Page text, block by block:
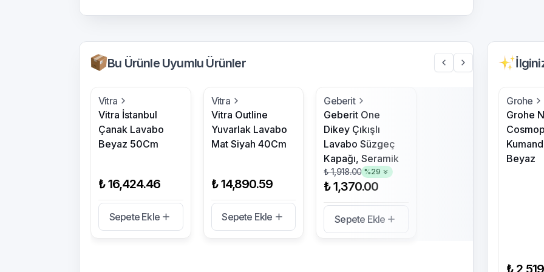
Bu Ürünle Uyumlu Ürünler
Vitra
Vitra İstanbul
Çanak Lavabo
Beyaz 50Cm
₺ 16,424.46
Sepete Ekle
Vitra
Vitra Outline
Yuvarlak Lavabo
Mat Siyah 40Cm
₺ 14,890.59
Sepete Ekle
Geberit
Geberit One
Dikey Çıkışlı
Lavabo Süzgeç
Kapağı, Seramik
₺ 1,918.00 %29
₺ 1,370.00
Sepete Ekle
Grohe
Grohe
Beyaz
₺